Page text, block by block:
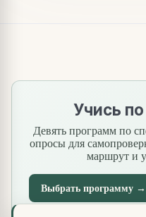
Учись
Девять программ по
опросы для
маршрут и
Выбрать программу →